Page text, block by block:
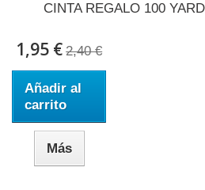
CINTA REGALO 100
1,95 € 2,40 €
Añadir al
carrito
Más